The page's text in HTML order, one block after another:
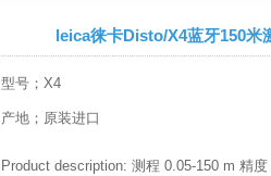
leica徕卡Disto/X4蓝牙150米
型号；X4
产地；原装进口
Product description: 测程 0.05-150 m 精